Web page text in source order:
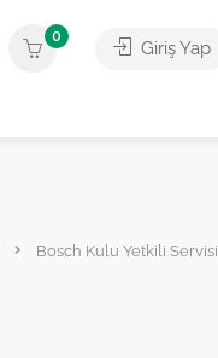
0
Giriş Yap
Bosch Kulu Yetkili Servisi